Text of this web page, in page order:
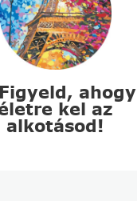
ahogy
kel az
alkotásod!